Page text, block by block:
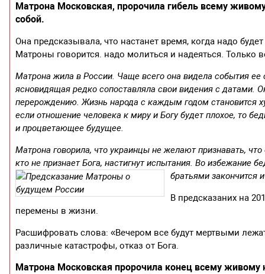
Матрона Московская, пророчила гибель всему
собой.
Она предсказывала, что настанет время, когда надо
Матроны говорится. надо молиться и надеяться. Только
Матрона жила в России. Чаще всего она видела события ее
ясновидящая редко сопоставляла свои видения с датами.
перерождению. Жизнь народа с каждым годом становится
если отношение человека к миру и Богу будет плохое, то
и процветающее будущее.
Матрона говорила, что украинцы не желают признавать,
кто не признает Бога, настигнут испытания. Во избежание
братьями закончится
В предсказаних на
перемены в жизни.
Расшифровать слова: «Вечером все будут мертвыми
различные катастрофы, отказ от Бога.
Матрона Московская пророчила конец всему живому